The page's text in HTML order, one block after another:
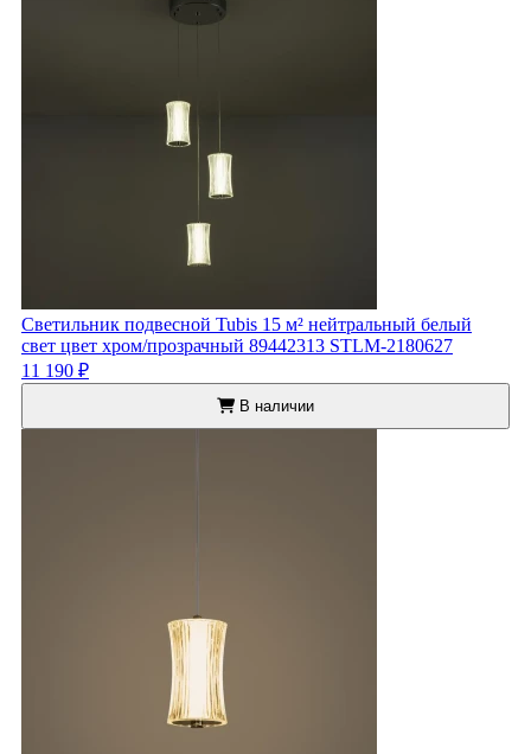
Светильник подвесной Tubis 15 м² нейтральный белый
свет цвет хром/прозрачный 89442313 STLM-2180627
11 190 ₽
В наличии